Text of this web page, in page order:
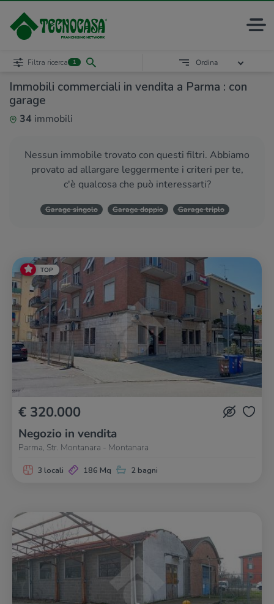
Immobili commerciali in vendita a Parma : con
garage
34 immobili
Nessun immobile trovato con questi filtri. Abbiamo
provato ad allargare leggermente i criteri per te,
c'è qualcosa che può interessarti?
Garage singolo Garage doppio Garage triplo
Filtra ricerca 1 Ordina
TOP
€ 320.000
Negozio in vendita
Parma, Str. Montanara - Montanara
3 locali 186 Mq 2 bagni